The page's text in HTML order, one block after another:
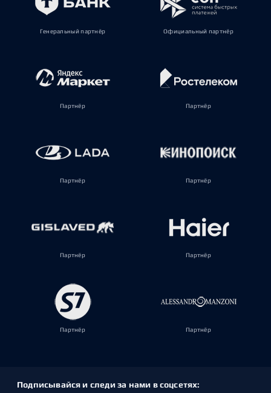
Генеральный партнёр Официальный партнёр
Партнёр Партнёр
Партнёр Партнёр
Партнёр Партнёр
Партнёр Партнёр
Подписывайся и следи за нами в соцсетях: